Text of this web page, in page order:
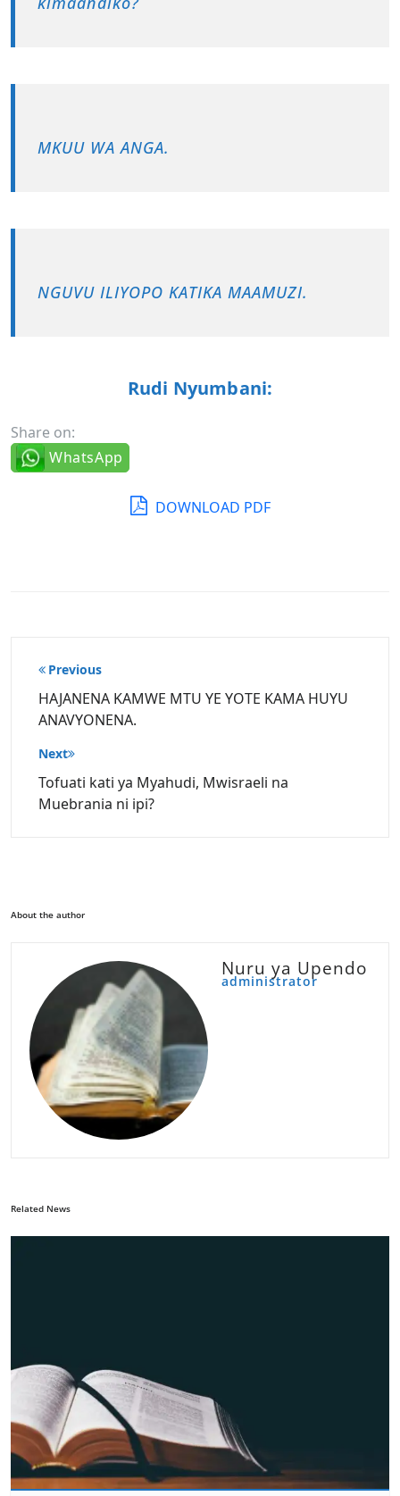
MKUU WA ANGA.
NGUVU ILIYOPO KATIKA MAAMUZI.
Rudi Nyumbani:
Share on:
WhatsApp
DOWNLOAD PDF
Post
navigation
Previous
HAJANENA KAMWE MTU YE YOTE KAMA HUYU
ANAVYONENA.
Next
Tofuati kati ya Myahudi, Mwisraeli na
Muebrania ni ipi?
About the author
Nuru ya Upendo
administrator
Related News